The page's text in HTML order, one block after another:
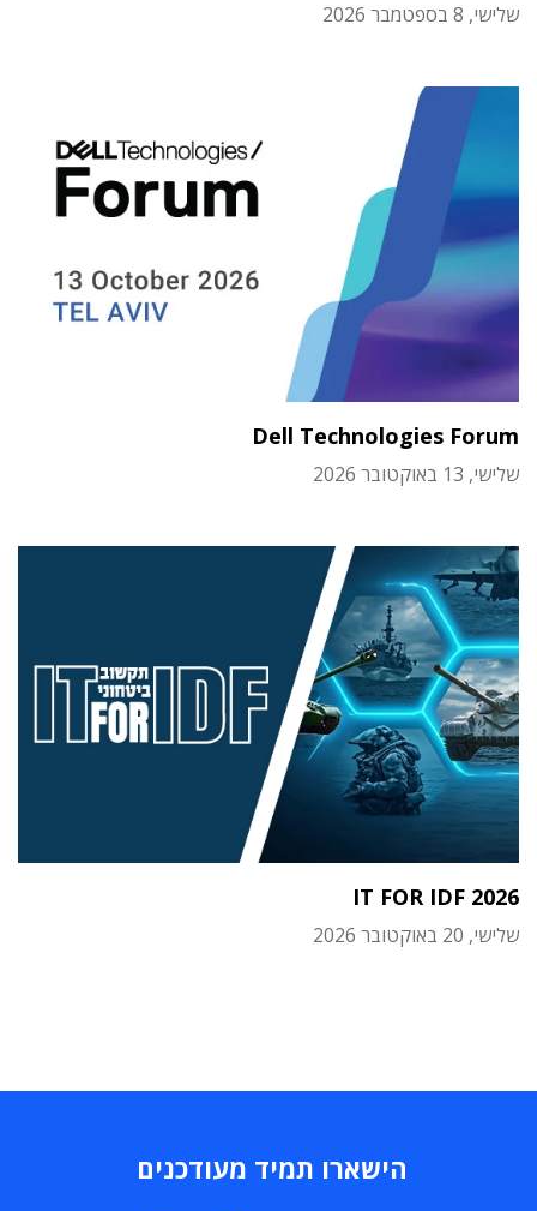
שלישי, 8 בספטמבר 2026
Dell Technologies Forum
שלישי, 13 באוקטובר 2026
IT FOR IDF 2026
שלישי, 20 באוקטובר 2026
הישארו תמיד מעודכנים